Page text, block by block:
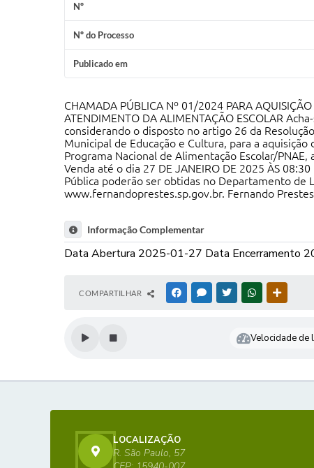
Nº
Nº do Processo
Publicado em
CHAMADA PÚBLICA Nº 01/2024 PARA
ATENDIMENTO DA ALIMENTAÇÃO ESCOLAR
considerando o disposto no artigo 26 da
Municipal de Educação e Cultura, para a
Programa Nacional de Alimentação Escolar/
Venda até o dia 27 DE JANEIRO DE 2025 ÀS
Pública poderão ser obtidas no Departamento de
www.fernandoprestes.sp.gov.br. Fernando
Informação Complementar
Data Abertura 2025-01-27 Data Encerramento
COMPARTILHAR FACEBOOKMESSENGER
TWITTERWHATSAPP
Velocidade de
LOCALIZAÇÃO
R. São Paulo, 57